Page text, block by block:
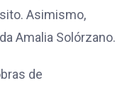
Asimismo,
Amalia Solórzano.
de